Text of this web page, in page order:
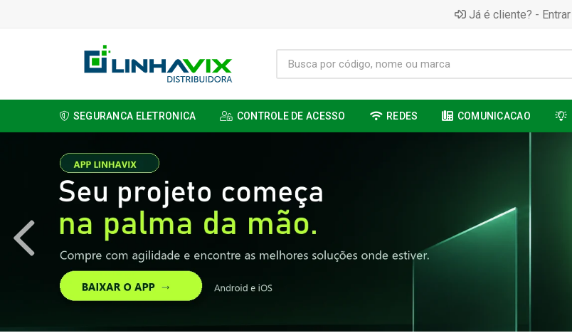
Já é cliente? - Entrar
SEGURANCA ELETRONICA CONTROLE DE ACESSO REDES COMUNICACAO